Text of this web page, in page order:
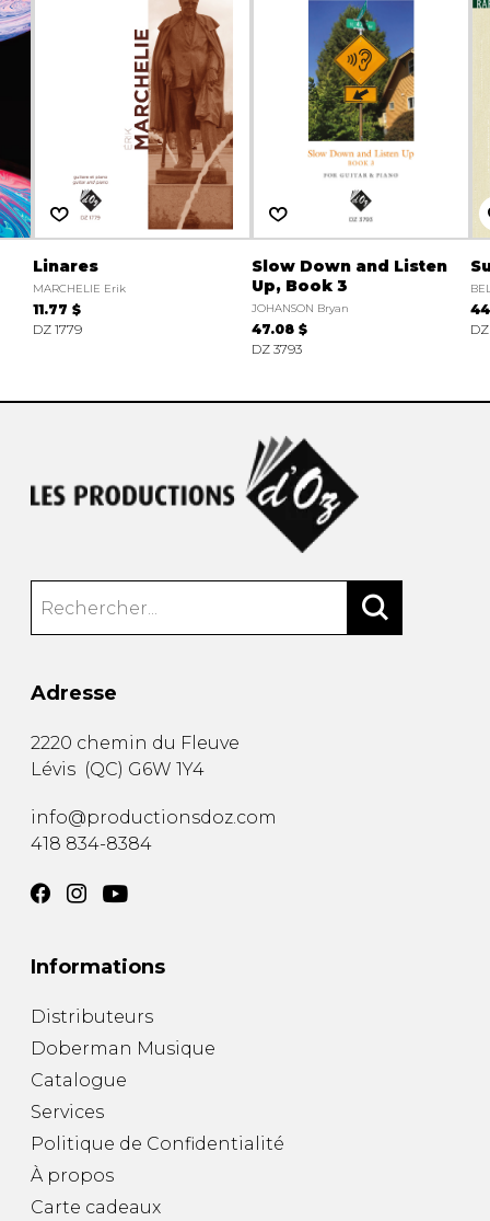
Linares
MARCHELIE Erik
11.77 $
DZ 1779
Slow Down and Listen
Up, Book 3
JOHANSON Bryan
47.08 $
DZ 3793
Adresse
2220 chemin du Fleuve
Lévis (QC) G6W 1Y4
info@productionsdoz.com
418 834-8384
Informations
Distributeurs
Doberman Musique
Catalogue
Services
Politique de Confidentialité
À propos
Carte cadeaux